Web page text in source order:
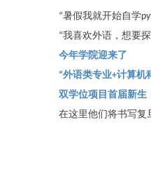
“暑假我就开始自学
“我喜欢外语，想要
今年学院迎来了
“外语类专业+计算机
双学位项目首届新生
在这里他们将书写复